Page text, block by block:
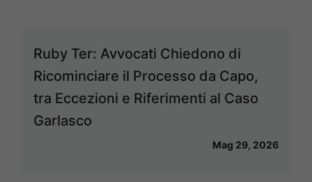
Ruby Ter: Avvocati Chiedono di
Ricominciare il Processo da Capo,
tra Eccezioni e Riferimenti al Caso
Garlasco
Mag 29, 2026